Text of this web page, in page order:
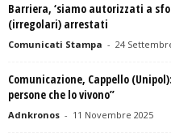
Barriera, ‘siamo autorizzati a
(irregolari) arrestati
Comunicati Stampa - 24
Comunicazione, Cappello
persone che lo vivono”
Adnkronos - 11 Novembre 2025